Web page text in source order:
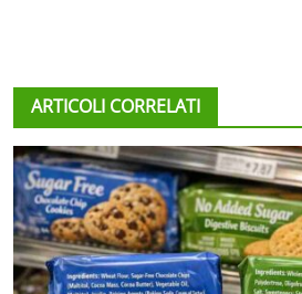
ARTICOLI CORRELATI